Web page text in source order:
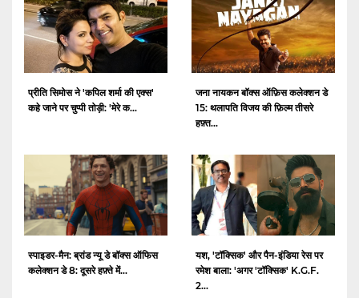
प्रीति सिमोस ने 'कपिल शर्मा की एक्स'
कहे जाने पर चुप्पी तोड़ी: 'मेरे क...
जना नायकन बॉक्स ऑफ़िस कलेक्शन डे
15: थलापति विजय की फ़िल्म तीसरे
हफ़्त...
स्पाइडर-मैन: ब्रांड न्यू डे बॉक्स ऑफिस
कलेक्शन डे 8: दूसरे हफ़्ते में...
यश, 'टॉक्सिक' और पैन-इंडिया रेस पर
रमेश बाला: 'अगर 'टॉक्सिक' K.G.F.
2...